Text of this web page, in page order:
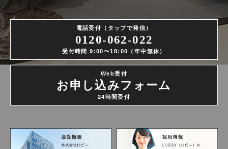
電話受付（タップで発信）
0120-062-022
受付時間 9:00〜18:00（年中無休）
Web受付
お申し込みフォーム
24時間受付